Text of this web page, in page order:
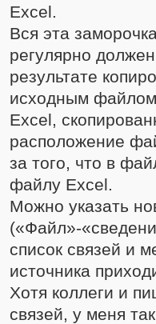
Excel.
Вся эта
регулярно
результате
исходным
Excel,
расположение
за того, что в
файлу Excel.
Можно указать
(«Файл»-
список связей и
источника
Хотя коллеги и
связей, у меня